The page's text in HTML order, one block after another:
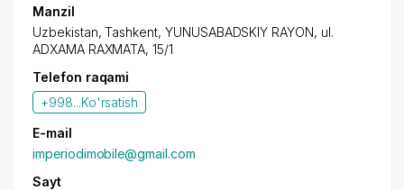
Manzil
Uzbekistan, Tashkent, YUNUSABADSKIY RAYON, ul.
ADXAMA RAXMATA, 15/1
Telefon raqami
+998...Ko'rsatish
E-mail
imperiodimobile@gmail.com
Sayt